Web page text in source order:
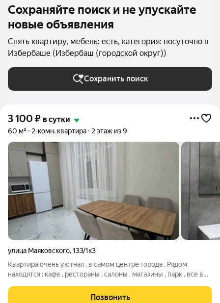
Сохраняйте поиск и не упускайте
новые объявления
Снять квартиру, мебель: есть, категория: посуточно в
Избербаше (Избербаш (городской округ))
Сохранить поиск
3 100 ₽ в сутки
60 м² 2-комн. квартира 2 этаж из 9
улица Маяковского,133/1к3
Квартира очень уютная , в самом центре города . Рядом
находятся : кафе , рестораны , салоны , магазины , парк , все в
Позвонить